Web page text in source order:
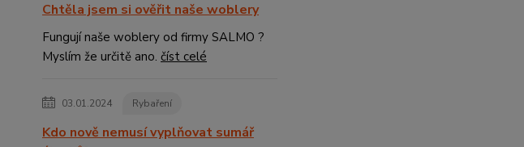
Chtěla jsem si ověřit naše woblery
Fungují naše woblery od firmy SALMO ?
Myslím že určitě ano. číst celé
03.01.2024 Rybaření
Kdo nově nemusí vyplňovat sumář